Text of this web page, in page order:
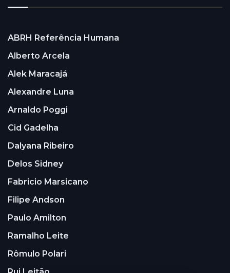
ABRH Referência Humana
Alberto Arcela
Alek Maracajá
Alexandre Luna
Arnaldo Poggi
Cid Gadelha
Dalyana Ribeiro
Delos Sidney
Fabricio Marsicano
Filipe Andson
Paulo Amilton
Ramalho Leite
Rômulo Polari